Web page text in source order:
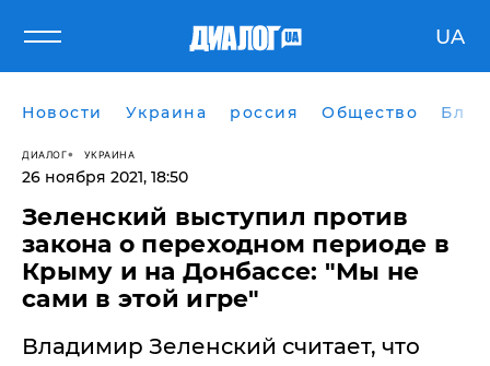
UA
Новости Украина россия Общество
ДИАЛОГ УКРАИНА
26 ноября 2021, 18:50
Зеленский выступил против
закона о переходном периоде в
Крыму и на Донбассе: "Мы не
сами в этой игре"
Владимир Зеленский считает, что